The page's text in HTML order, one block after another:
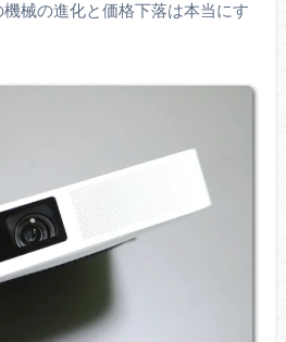
械の進化と価格下落は本当にす